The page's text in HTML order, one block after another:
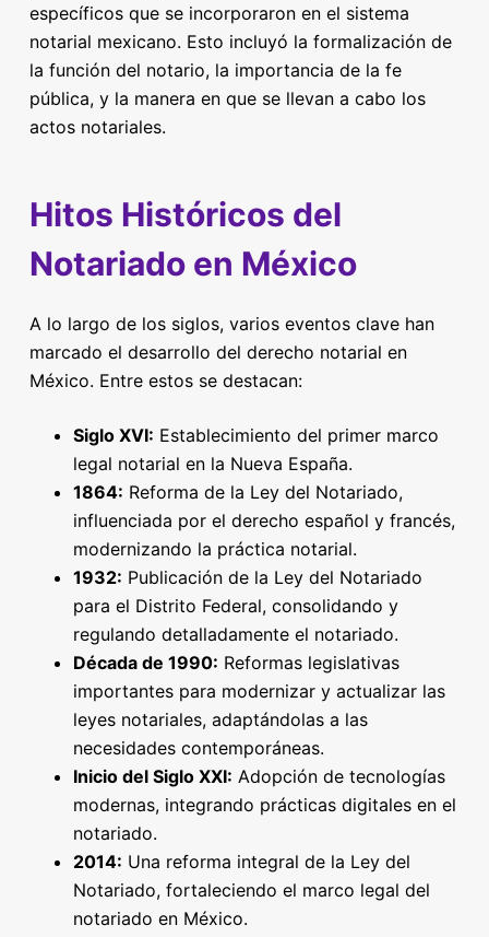
específicos que se incorporaron en el sistema
notarial mexicano. Esto incluyó la formalización de
la función del notario, la importancia de la fe
pública, y la manera en que se llevan a cabo los
actos notariales.
Hitos Históricos del
Notariado en México
A lo largo de los siglos, varios eventos clave han
marcado el desarrollo del derecho notarial en
México. Entre estos se destacan:
Siglo XVI: Establecimiento del primer marco
legal notarial en la Nueva España.
1864: Reforma de la Ley del Notariado,
influenciada por el derecho español y francés,
modernizando la práctica notarial.
1932: Publicación de la Ley del Notariado
para el Distrito Federal, consolidando y
regulando detalladamente el notariado.
Década de 1990: Reformas legislativas
importantes para modernizar y actualizar las
leyes notariales, adaptándolas a las
necesidades contemporáneas.
Inicio del Siglo XXI: Adopción de tecnologías
modernas, integrando prácticas digitales en el
notariado.
2014: Una reforma integral de la Ley del
Notariado, fortaleciendo el marco legal del
notariado en México.